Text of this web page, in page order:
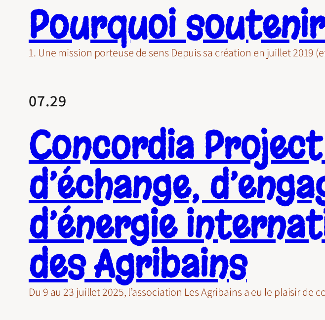
Pourquoi
1. Une mission porteuse de sens Depuis sa création en juillet 2019
07.29
Concordia
d’échange,
d’énergie
des Agribains
Du 9 au 23 juillet 2025, l’association Les Agribains a eu le plaisir